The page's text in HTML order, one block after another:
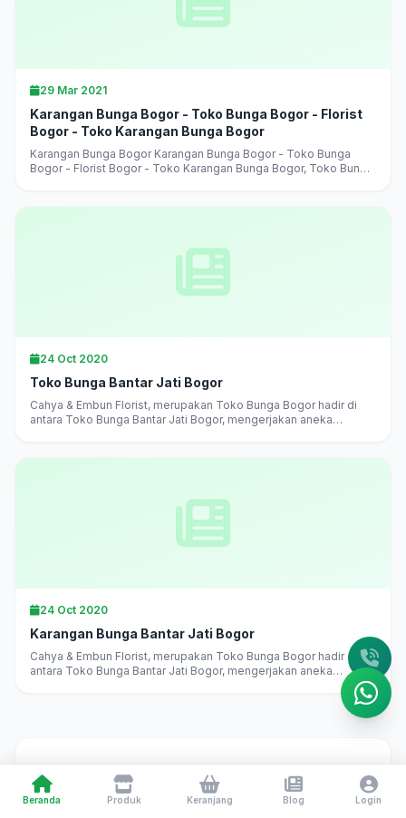
29 Mar 2021
Karangan Bunga Bogor - Toko Bunga Bogor - Florist
Bogor - Toko Karangan Bunga Bogor
Karangan Bunga Bogor Karangan Bunga Bogor - Toko Bunga
Bogor - Florist Bogor - Toko Karangan Bunga Bogor, Toko Bunga
24 Oct 2020
Toko Bunga Bantar Jati Bogor
Cahya & Embun Florist, merupakan Toko Bunga Bogor hadir di
antara Toko Bunga Bantar Jati Bogor, mengerjakan aneka
24 Oct 2020
Karangan Bunga Bantar Jati Bogor
Cahya & Embun Florist, merupakan Toko Bunga Bogor hadir di
antara Toko Bunga Bantar Jati Bogor, mengerjakan aneka
Toko Bunga Bogor 24 Jam
— Cahya & Embun Florist
Beranda Produk Keranjang Blog Login